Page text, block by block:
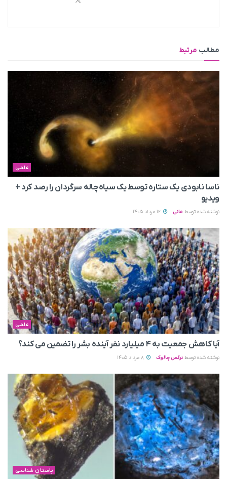
مطالب مرتبط
علمی
ناسا نابودی یک ستاره توسط یک سیاه‌چاله سرگردان را رصد کرد +
ویدیو
نوشته شده توسط مانی
علمی
آیا کاهش جمعیت به ۴ میلیارد نفر آینده بشر را تضمین می‌ کند؟
نوشته شده توسط نرگس چالوک
باستان شناسی